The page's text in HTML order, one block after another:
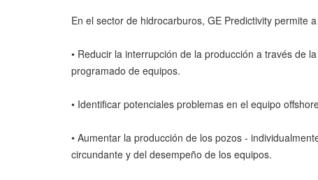
En el sector de hidrocarburos, GE Predictivity permite
• Reducir la interrupción de la producción a través de
programado de equipos.
• Identificar potenciales problemas en el equipo
• Aumentar la producción de los pozos -
circundante y del desempeño de los equipos.